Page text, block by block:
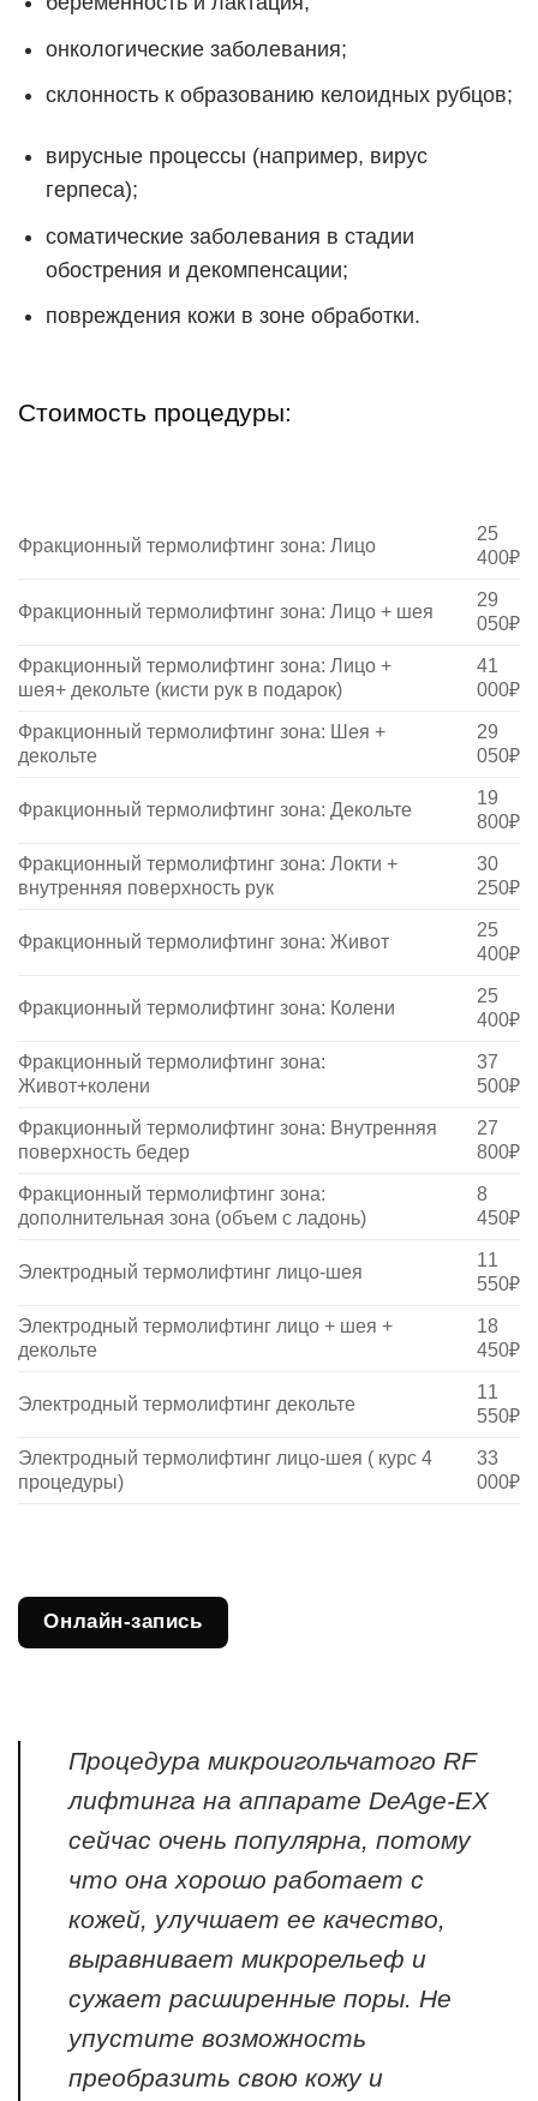
онкологические заболевания;
склонность к образованию келоидных рубцов;
вирусные процессы (например, вирус
герпеса);
соматические заболевания в стадии
обострения и декомпенсации;
повреждения кожи в зоне обработки.
Стоимость процедуры:
Фракционный термолифтинг зона: Лицо
25
400₽
Фракционный термолифтинг зона: Лицо + шея
29
050₽
Фракционный термолифтинг зона: Лицо +
шея+ декольте (кисти рук в подарок)
41
000₽
Фракционный термолифтинг зона: Шея +
декольте
29
050₽
Фракционный термолифтинг зона: Декольте
19
800₽
Фракционный термолифтинг зона: Локти +
внутренняя поверхность рук
30
250₽
Фракционный термолифтинг зона: Живот
25
400₽
Фракционный термолифтинг зона: Колени
25
400₽
Фракционный термолифтинг зона:
Живот+колени
37
500₽
Фракционный термолифтинг зона: Внутренняя
поверхность бедер
27
800₽
Фракционный термолифтинг зона:
дополнительная зона (объем с ладонь)
8
450₽
Электродный термолифтинг лицо-шея
11
550₽
Электродный термолифтинг лицо + шея +
декольте
18
450₽
Электродный термолифтинг декольте
11
550₽
Электродный термолифтинг лицо-шея ( курс 4
процедуры)
33
000₽
Онлайн-запись
Процедура микроигольчатого RF
лифтинга на аппарате DeAge-EX
сейчас очень популярна, потому
что она хорошо работает с
кожей, улучшает ее качество,
выравнивает микрорельеф и
сужает расширенные поры. Не
упустите возможность
преобразить свою кожу и